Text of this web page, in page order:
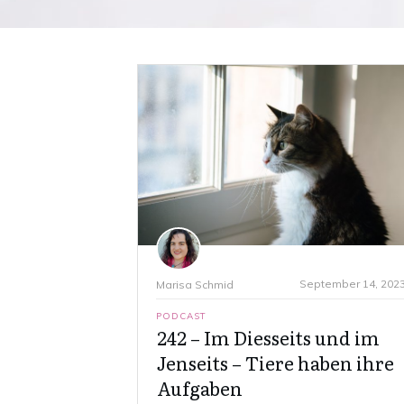
Marisa Schmid September 14,
PODCAST
242 – Im Diesseits und im
Jenseits – Tiere haben ihre
Aufgaben